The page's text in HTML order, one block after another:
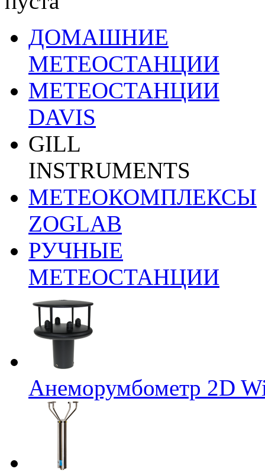
ДОМАШНИЕ
МЕТЕОСТАНЦИИ
МЕТЕОСТАНЦИИ
DAVIS
GILL
INSTRUMENTS
МЕТЕОКОМПЛЕКСЫ
ZOGLAB
РУЧНЫЕ
МЕТЕОСТАНЦИИ
Анеморумбометр 2D